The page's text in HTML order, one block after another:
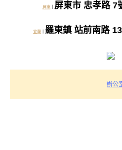
屏東 屏東市 忠孝路 7
宜蘭 羅東鎮 站前南路
辦公